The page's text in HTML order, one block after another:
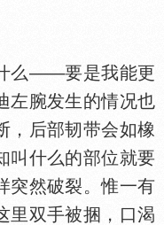
么——要是我能更
左腕发生的情况也
，后部韧带会如橡
叫什么的部位就要
突然破裂。惟一有
里双手被捆，口渴